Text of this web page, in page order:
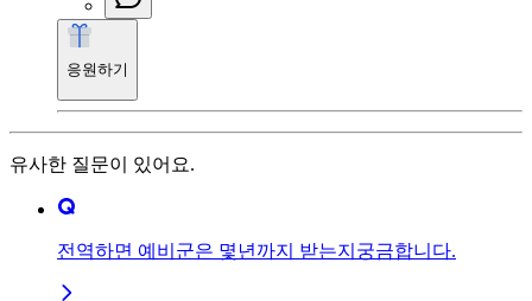
응원하기
유사한 질문이 있어요.
전역하면 예비군은 몇년까지 받는지궁금합니다.